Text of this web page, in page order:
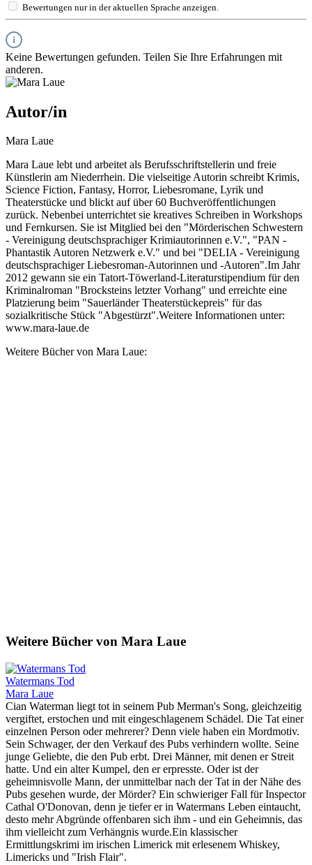
Bewertungen nur in der aktuellen Sprache anzeigen.
Keine Bewertungen gefunden. Teilen Sie Ihre Erfahrungen mit
anderen.
Autor/in
Mara Laue
Mara Laue lebt und arbeitet als Berufsschriftstellerin und freie
Künstlerin am Niederrhein. Die vielseitige Autorin schreibt Krimis,
Science Fiction, Fantasy, Horror, Liebesromane, Lyrik und
Theaterstücke und blickt auf über 60 Buchveröffentlichungen
zurück. Nebenbei unterrichtet sie kreatives Schreiben in Workshops
und Fernkursen. Sie ist Mitglied bei den "Mörderischen Schwestern
- Vereinigung deutschsprachiger Krimiautorinnen e.V.", "PAN -
Phantastik Autoren Netzwerk e.V." und bei "DELIA - Vereinigung
deutschsprachiger Liebesroman-Autorinnen und -Autoren".Im Jahr
2012 gewann sie ein Tatort-Töwerland-Literaturstipendium für den
Kriminalroman "Brocksteins letzter Vorhang" und erreichte eine
Platzierung beim "Sauerländer Theaterstückepreis" für das
sozialkritische Stück "Abgestürzt".Weitere Informationen unter:
www.mara-laue.de
Weitere Bücher von Mara Laue:
Weitere Bücher von Mara Laue
Watermans Tod
Mara Laue
Cian Waterman liegt tot in seinem Pub Merman's Song, gleichzeitig
vergiftet, erstochen und mit eingeschlagenem Schädel. Die Tat einer
einzelnen Person oder mehrerer? Denn viele haben ein Mordmotiv.
Sein Schwager, der den Verkauf des Pubs verhindern wollte. Seine
junge Geliebte, die den Pub erbt. Drei Männer, mit denen er Streit
hatte. Und ein alter Kumpel, den er erpresste. Oder ist der
geheimnisvolle Mann, der unmittelbar nach der Tat in der Nähe des
Pubs gesehen wurde, der Mörder? Ein schwieriger Fall für Inspector
Cathal O'Donovan, denn je tiefer er in Watermans Leben eintaucht,
desto mehr Abgründe offenbaren sich ihm - und ein Geheimnis, das
ihm vielleicht zum Verhängnis wurde.Ein klassischer
Ermittlungskrimi im irischen Limerick mit erlesenem Whiskey,
Limericks und "Irish Flair".